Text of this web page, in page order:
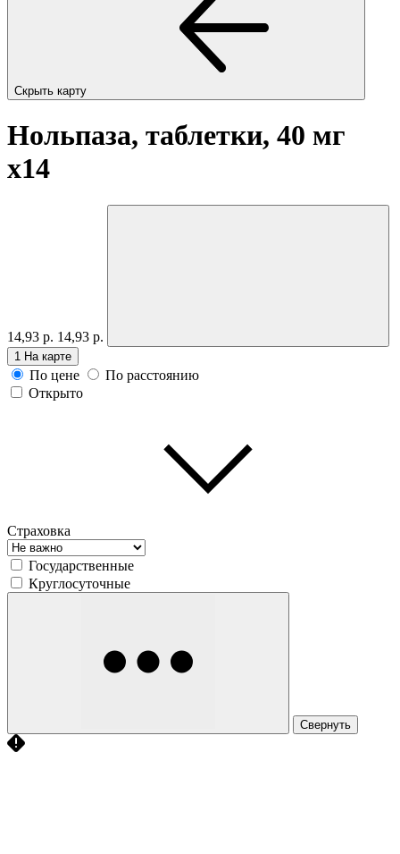
Скрыть карту
Нольпаза, таблетки, 40 мг
x14
14,93 р. 14,93 р.
1 На карте
По цене
По расстоянию
Открыто
Страховка
Государственные
Круглосуточные
Свернуть